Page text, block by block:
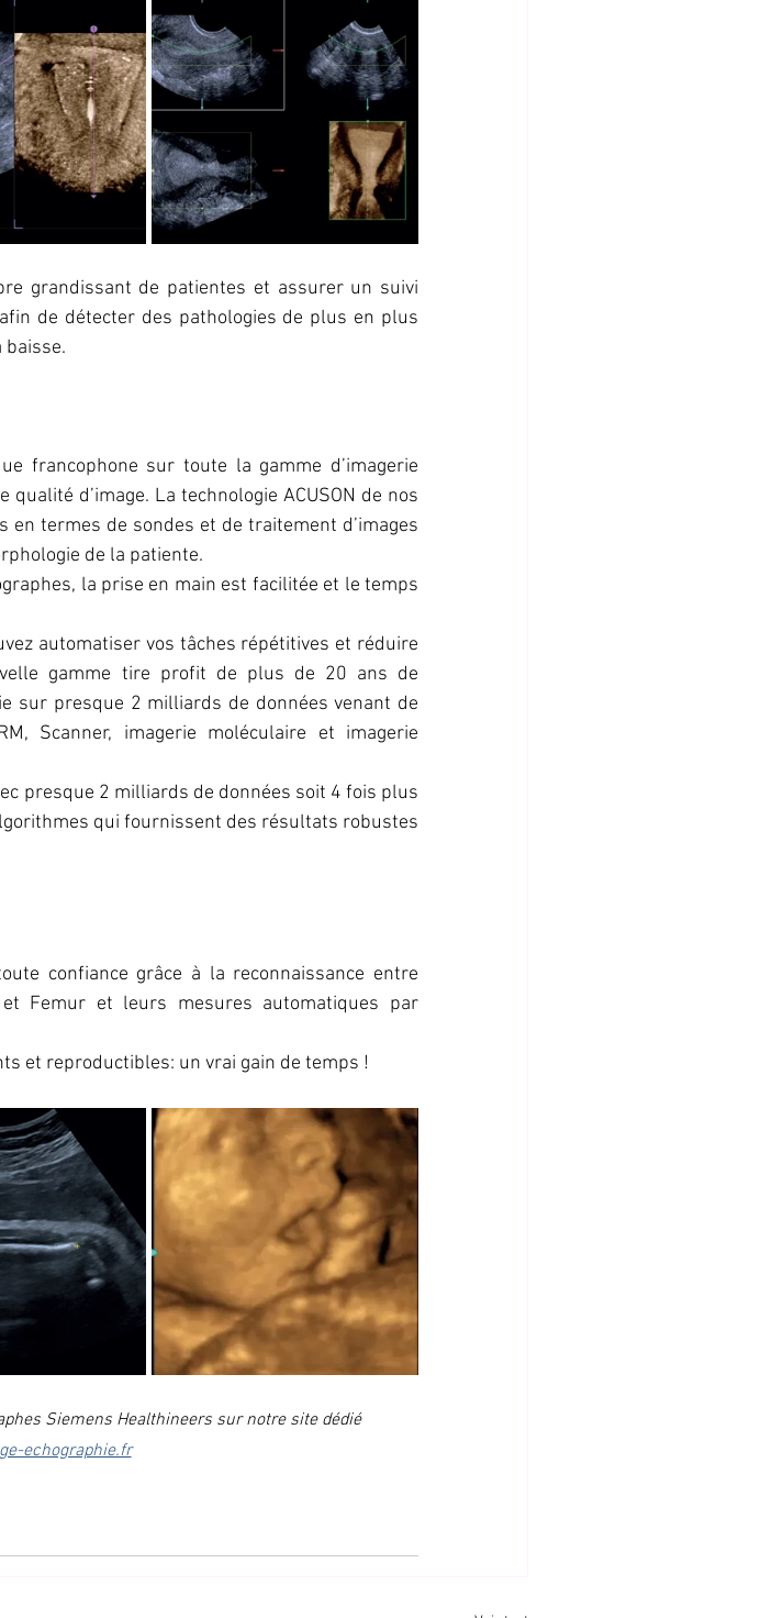
grandissant de patientes et assurer un suivi
de détecter des pathologies de plus en plus
baisse.
francophone sur toute la gamme d’imagerie
d’image. La technologie ACUSON de nos
termes de sondes et de traitement d’images
de la patiente.
la prise en main est facilitée et le temps
automatiser vos tâches répétitives et réduire
gamme tire profit de plus de 20 ans de
sur presque 2 milliards de données venant de
Scanner, imagerie moléculaire et imagerie
presque 2 milliards de données soit 4 fois plus
qui fournissent des résultats robustes
confiance grâce à la reconnaissance entre
Femur et leurs mesures automatiques par
et reproductibles: un vrai gain de temps !
Siemens Healthineers sur notre site dédié
echographie.fr